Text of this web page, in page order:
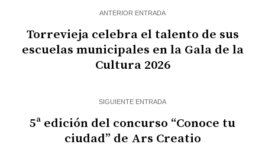
ANTERIOR ENTRADA
Torrevieja celebra el talento de sus
escuelas municipales en la Gala de la
Cultura 2026
SIGUIENTE ENTRADA
5ª edición del concurso “Conoce tu
ciudad” de Ars Creatio